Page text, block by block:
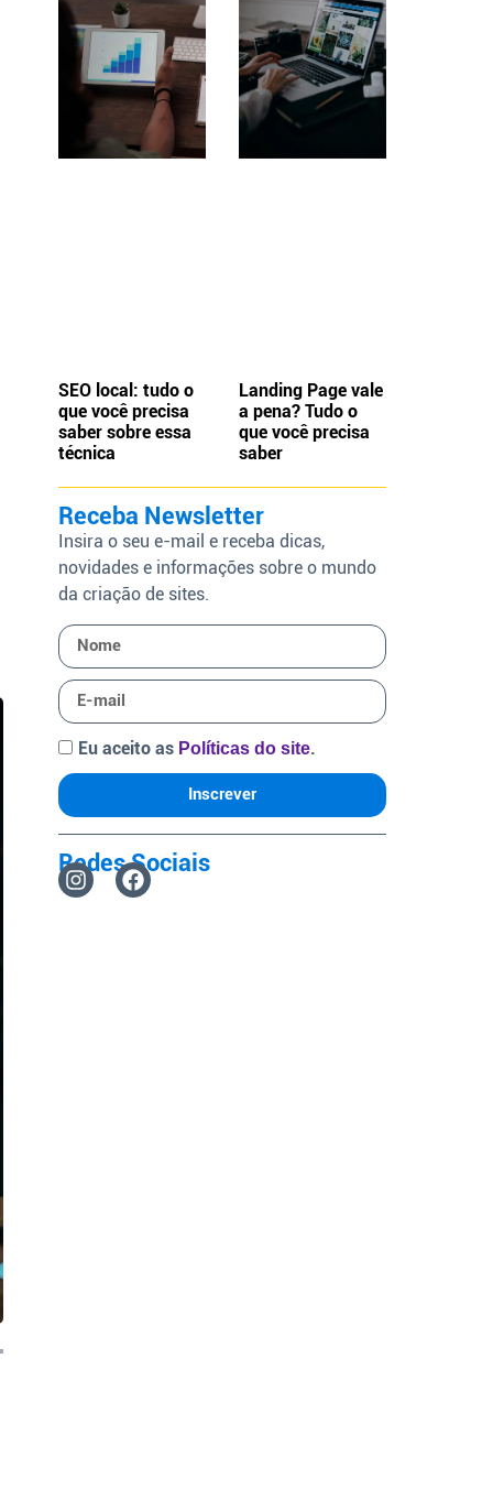
SEO local: tudo o
que você precisa
saber sobre essa
técnica
Landing Page vale
a pena? Tudo o
que você precisa
saber
Receba Newsletter
Insira o seu e-mail e receba dicas,
novidades e informações sobre o mundo
da criação de sites.
Eu aceito as Políticas do site.
Inscrever
Redes Sociais